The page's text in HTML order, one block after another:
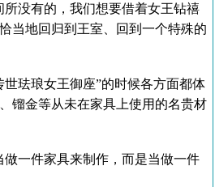
没有的，我们想要借着女王钻禧
当地回归到王室、回到一个特殊的
珐琅女王御座”的时候各方面都体
镏金等从未在家具上使用的名贵材
一件家具来制作，而是当做一件